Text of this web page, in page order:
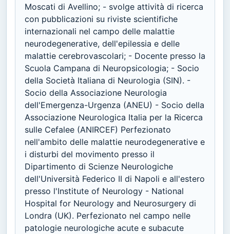
Moscati di Avellino; - svolge attività di ricerca
con pubblicazioni su riviste scientifiche
internazionali nel campo delle malattie
neurodegenerative, dell'epilessia e delle
malattie cerebrovascolari; - Docente presso la
Scuola Campana di Neuropsicologia; - Socio
della Società Italiana di Neurologia (SIN). -
Socio della Associazione Neurologia
dell'Emergenza-Urgenza (ANEU) - Socio della
Associazione Neurologica Italia per la Ricerca
sulle Cefalee (ANIRCEF) Perfezionato
nell'ambito delle malattie neurodegenerative e
i disturbi del movimento presso il
Dipartimento di Scienze Neurologiche
dell'Università Federico II di Napoli e all'estero
presso l'Institute of Neurology - National
Hospital for Neurology and Neurosurgery di
Londra (UK). Perfezionato nel campo nelle
patologie neurologiche acute e subacute